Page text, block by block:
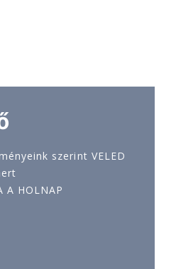
szerint VELED
A HOLNAP